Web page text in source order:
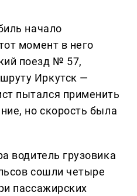
начало
момент в него
поезд № 57,
Иркутск —
пытался применить
но скорость была
водитель грузовика
сошли четыре
пассажирских